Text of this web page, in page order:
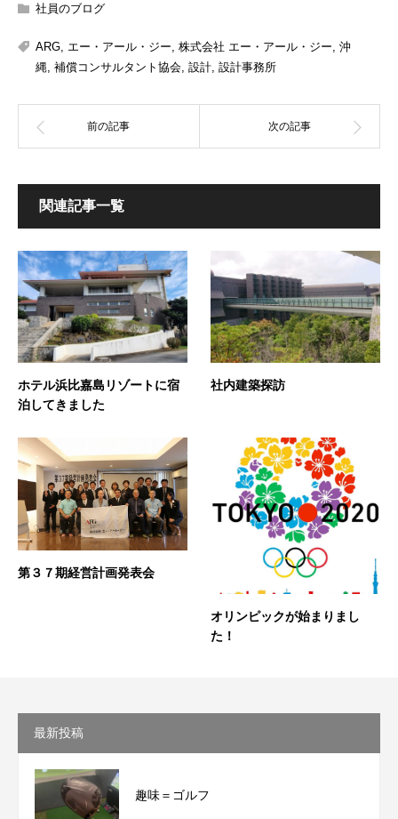
社員のブログ
ARG エー・アール・ジー 株式会社 エー・アール・ジー 沖
縄 補償コンサルタント協会 設計 設計事務所
関連記事一覧
ホテル浜比嘉島リゾートに宿
泊してきました
社内建築探訪
第３７期経営計画発表会
オリンピックが始まりまし
た！
最新投稿
趣味＝ゴルフ